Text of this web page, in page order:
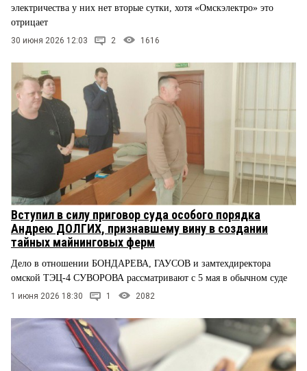
электричества у них нет вторые сутки, хотя «Омскэлектро» это
отрицает
30 июня 2026 12:03 2 1616
Вступил в силу приговор суда особого порядка
Андрею ДОЛГИХ, признавшему вину в создании
тайных майнинговых ферм
Дело в отношении БОНДАРЕВА, ГАУСОВ и замтехдиректора
омской ТЭЦ-4 СУВОРОВА рассматривают с 5 мая в обычном суде
1 июня 2026 18:30 1 2082